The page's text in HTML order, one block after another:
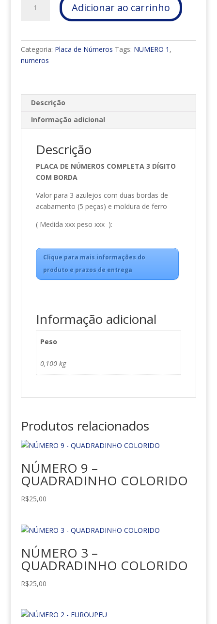
3
DÍGITO
COM
Adicionar ao carrinho
Categoria: Placa de Números Tags: NUMERO 1 ,
numeros
Descrição
Informação adicional
Descrição
PLACA DE NÚMEROS COMPLETA 3 DÍGITO
COM BORDA
Valor para 3 azulejos com duas bordas de
acabamento (5 peças) e moldura de ferro
( Medida xxx peso xxx ):
Clique para mais informações do
produto e prazos de entrega
Informação adicional
Peso
0,100 kg
Produtos relacionados
NÚMERO 9 –
QUADRADINHO COLORIDO
R$25,00
NÚMERO 3 –
QUADRADINHO COLORIDO
R$25,00